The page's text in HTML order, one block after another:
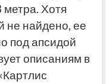
метра. Хотя
не найдено, ее
под апсидой
описаниям в